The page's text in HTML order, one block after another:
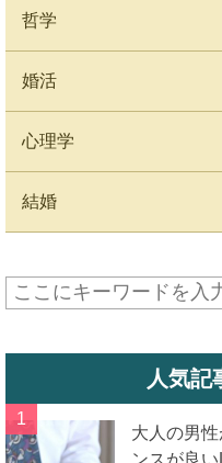
哲学
婚活
心理学
結婚
人気記
大人の男
ンスが良